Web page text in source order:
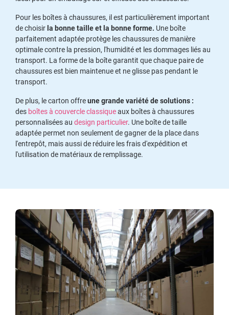
Pour les boîtes à chaussures, il est particulièrement important
de choisir la bonne taille et la bonne forme. Une boîte
parfaitement adaptée protège les chaussures de manière
optimale contre la pression, l'humidité et les dommages liés au
transport. La forme de la boîte garantit que chaque paire de
chaussures est bien maintenue et ne glisse pas pendant le
transport.
De plus, le carton offreune grande variété de solutions :
des boîtes à couvercle classiqueaux boîtes à chaussures
personnalisées au design particulier. Une boîte de taille
adaptée permet non seulement de gagner de la place dans
l'entrepôt, mais aussi de réduire les frais d'expédition et
l'utilisation de matériaux de remplissage.